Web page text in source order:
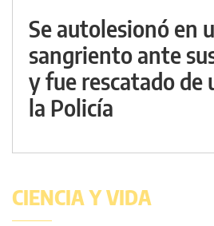
Se autolesionó en
sangriento ante
y fue rescatado de
la Policía
CIENCIA Y VIDA